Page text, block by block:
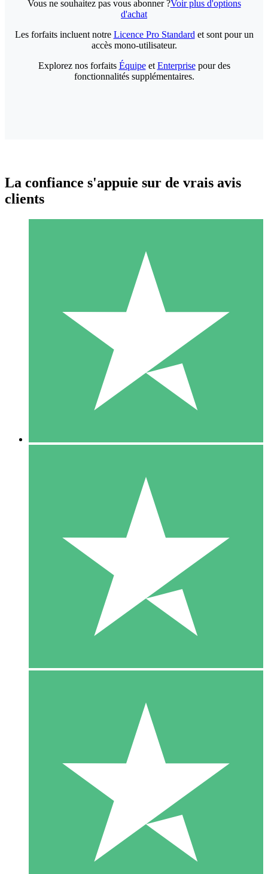
Vous ne souhaitez pas vous abonner ?Voir plus d'options
d'achat
Packs de Crédits Individuels
Payez à l'utilisation avec des crédits de téléchargement. Sans
1 Téléchargement
10 00
10 Téléchargements
20 00
Les forfaits incluent notre Licence Pro Standard et sont pour un
accès mono-utilisateur.
Explorez nos forfaits Équipeet Enterprisepour des
fonctionnalités supplémentaires.
La confiance s'appuie sur de vrais avis
clients